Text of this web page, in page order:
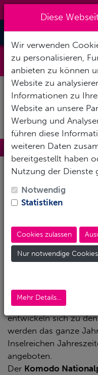
Indonesien
Mit einer
Unterwasserwelt
Erde zählt, wird in
einem ultimativen
Prozent aller
hier neben
Schiffen und
an Tauchsafari Zielen.
Sulawesi, Raja Ampat
entwickeln sich zu
werden das ganze
Inselreichen
angeboten.
Der Komodo
Diese
Wir verwenden
zu personalisieren,
anbieten zu können
Website zu
Informationen zu
Website an unsere
Werbung und
führen diese
weiteren Daten
bereitgestellt haben
Nutzung der Dienste
Notwendig
Statistiken
Cookies zulassen
Nur notwendige
Mehr Details...